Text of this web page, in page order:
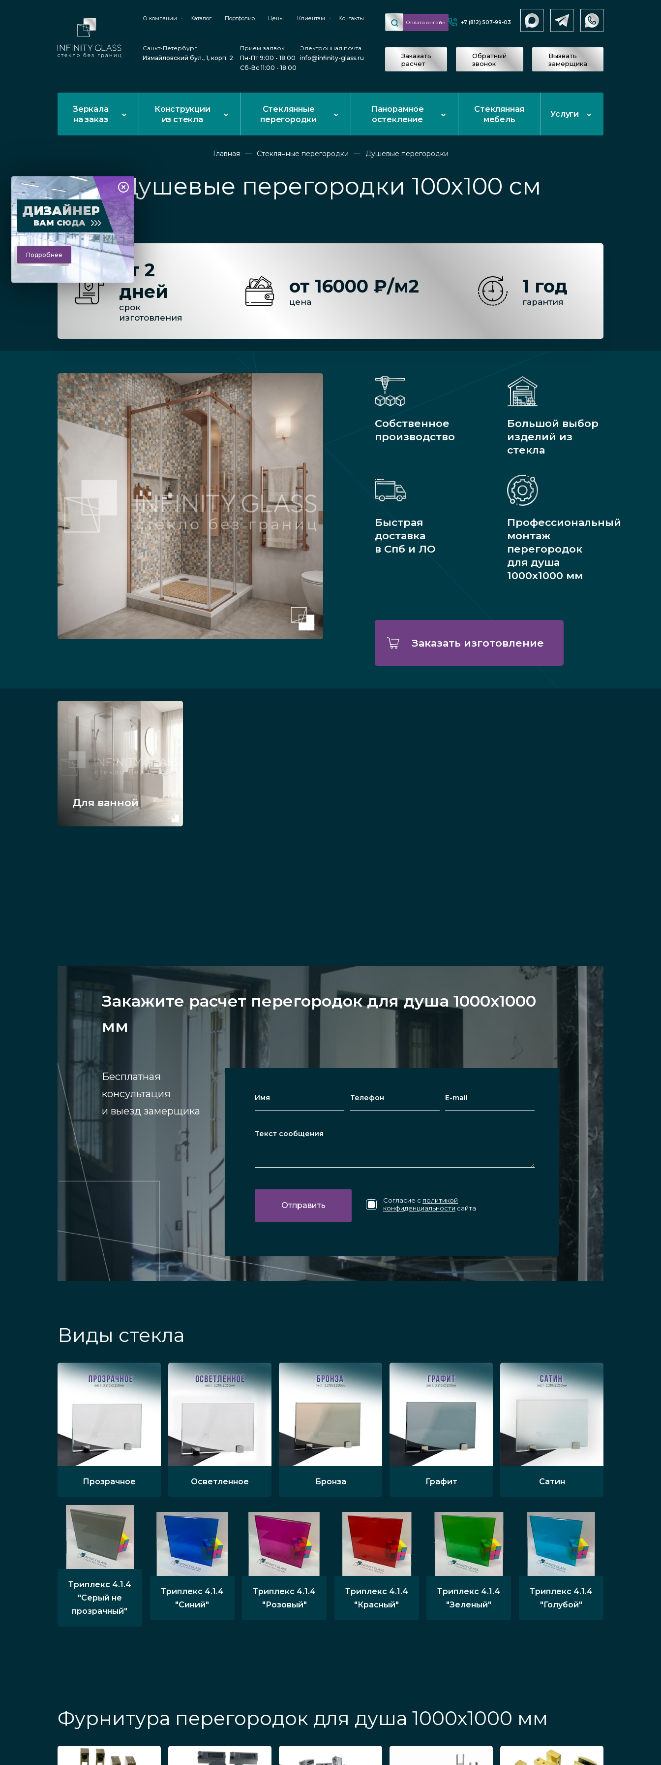
О компании Каталог Портфолио Цены Клиентам Контакты
Санкт-Петербург,
Измайловский бул., 1, корп. 2
Прием заявок
Пн-Пт 9:00 - 18:00
Сб-Вс 11:00 - 18:00
Электронная почта
info@infinity-glass.ru
Оплата онлайн +7 (812) 507-99-03
Заказать
расчет
Обратный
звонок
Вызвать
замерщика
Зеркала
на заказ
Конструкции
из стекла
Стеклянные
перегородки
Панорамное
остекление
Стеклянная
мебель
Услуги
Главная Стеклянные перегородки Душевые перегородки
Душевые перегородки 100х100 см
ДИЗАЙНЕР
ВАМ СЮДА
Подробнее
от 2
дней
срок
изготовления
от 16000 ₽/м2
цена
1 год
гарантия
Собственное
производство
Большой выбор
изделий из
стекла
Быстрая
доставка
в Спб и ЛО
Профессиональный
монтаж
перегородок
для душа
1000х1000 мм
Заказать изготовление
Для ванной
Закажите расчет перегородок для душа 1000х1000
мм
Бесплатная
консультация
и выезд замерщика
Согласие с политикой
конфиденциальности сайта
Виды стекла
Прозрачное Осветленное Бронза Графит Сатин
Триплекс 4.1.4
"Серый не
прозрачный"
Триплекс 4.1.4
"Синий"
Триплекс 4.1.4
"Розовый"
Триплекс 4.1.4
"Красный"
Триплекс 4.1.4
"Зеленый"
Триплекс 4.1.4
"Голубой"
Фурнитура перегородок для душа 1000х1000 мм